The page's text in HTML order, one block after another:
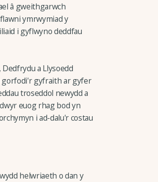
â gweithgarwch
ymrwymiad y
i gyflwyno deddfau
a Llysoedd
gorfodi'r gyfraith ar gyfer
troseddol newydd a
euog rhag bod yn
i ad-dalu'r costau
helwriaeth o dan y